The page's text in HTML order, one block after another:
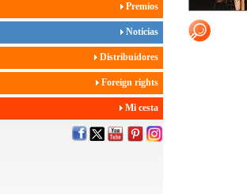
Premios
Noticias
Distribuidores
Foreign rights
Mi cesta